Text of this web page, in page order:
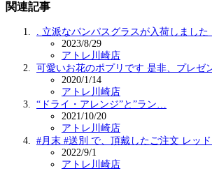
関連記事
. 立派なパンパスグラスが入荷しまし
2023/8/29
アトレ川崎店
可愛いお花のポプリです 是非、プレ
2020/1/14
アトレ川崎店
“ドライ・アレンジ”と”ラン…
2021/10/20
アトレ川崎店
#月末 #送別 で、頂戴したご注文 レッ
2022/9/1
アトレ川崎店